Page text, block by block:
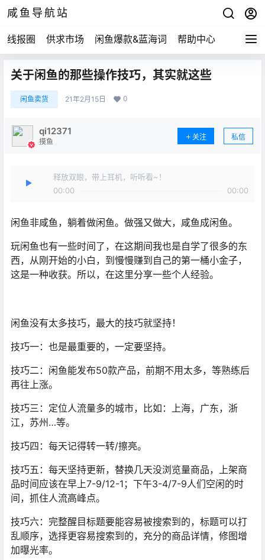
咸鱼导航站
线报圈 供求市场 闲鱼爆款&蓝海词 帮助中心
关于闲鱼的那些操作技巧，其实就这些
闲鱼卖货 21年2月15日 0
qi12371
摸鱼
关注 私信
释放双眼，带上耳机，听听看~！
00:00
00:00
闲鱼非咸鱼，躺着做闲鱼。做强又做大，咸鱼成闲鱼。
玩闲鱼也有一些时间了，在这期间我也是自学了很多的东
西，从刚开始的小白，到慢慢赚到自己的第一桶小金子，
这是一种收获。所以，在这里分享一些个人经验。
闲鱼没有太多技巧，最大的技巧就坚持！
技巧一：也是最重要的，一定要坚持。
技巧二：闲鱼能发布50款产品，前期不用太多，等熟练后
再往上涨。
技巧三：定位人流量多的城市，比如：上海，广东，浙
江，苏州…等。
技巧四：每天记得转一转/擦亮。
技巧五：每天坚持更新，替换几天没浏览量商品，上架商
品时间应该在早上7-9/12-1；下午3-4/7-9人们空闲的时
间，抓住人流高峰点。
技巧六：完整醒目标题要能容易被搜索到的，标题可以打
乱顺序，选择更容易搜索到的，充分的商品详情，修图增
加曝光率。